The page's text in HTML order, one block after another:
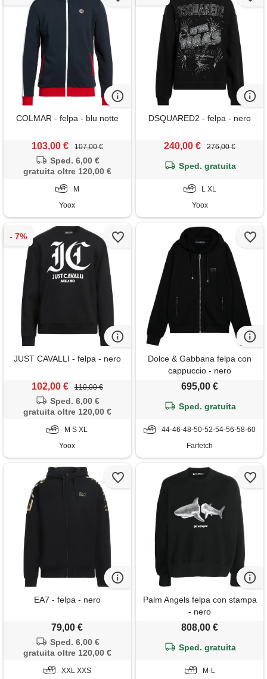
COLMAR - felpa - blu notte
103,00 € 107,00 €
Sped. 6,00 €
gratuita oltre 120,00 €
M
Yoox
DSQUARED2 - felpa - nero
240,00 € 276,00 €
Sped. gratuita
L XL
Yoox
JUST CAVALLI - felpa - nero
102,00 € 110,00 €
Sped. 6,00 €
gratuita oltre 120,00 €
M S XL
Yoox
Dolce & Gabbana felpa con
cappuccio - nero
695,00 €
Sped. gratuita
44-46-48-50-52-54-56-58-60
Farfetch
EA7 - felpa - nero
79,00 €
Sped. 6,00 €
gratuita oltre 120,00 €
XXL XXS
Palm Angels felpa con stampa
- nero
808,00 €
Sped. gratuita
M-L